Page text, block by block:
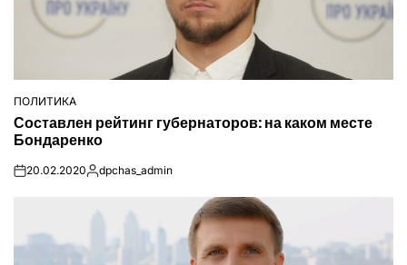
ОПУБЛІКУВАТИ
У
ПОЛИТИКА
Составлен рейтинг губернаторов: на каком месте
Бондаренко
on20.02.2020Опубліковано
dpchas_admin